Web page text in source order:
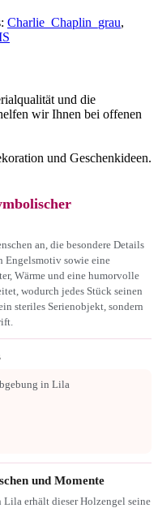
Charlie_Chaplin_grau,
und die
wir Ihnen bei offenen
an, die besondere Details
Engelsmotiv sowie eine
Wärme und eine humorvolle
wodurch jedes Stück seinen
steriles Serienobjekt, sondern
in Lila
und Momente
erhält dieser Holzengel seine